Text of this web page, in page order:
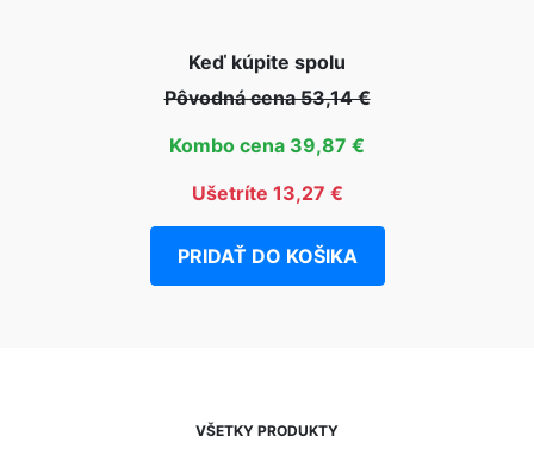
Keď kúpite spolu
Pôvodná cena 53,14 €
Kombo cena 39,87 €
Ušetríte 13,27 €
PRIDAŤ DO KOŠIKA
VŠETKY PRODUKTY